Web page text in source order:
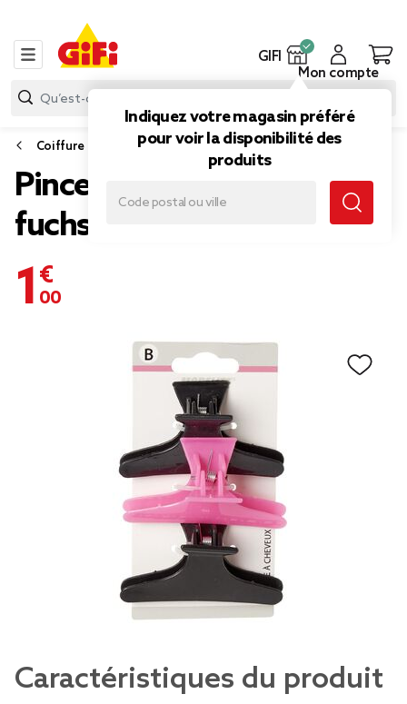
GIFI
Indiquez votre magasin préféré
pour voir la disponibilité des
produits
Mon compte
Coiffure
Pince à cheveux noir
fuchsia L.7,5 cm x3
1,00 €
Caractéristiques du produit